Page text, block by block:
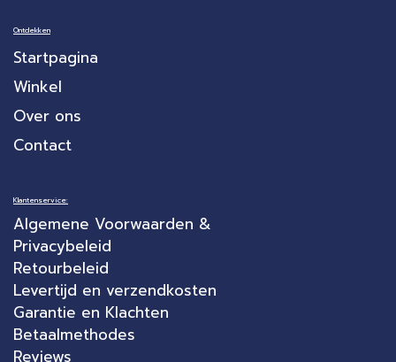
Ontdekken
Startpagina
Winkel
Over ons
Contact
Klantenservice:
Algemene Voorwaarden &
Privacybeleid
Retourbeleid
Levertijd en verzendkosten
Garantie en Klachten
Betaalmethodes
Reviews